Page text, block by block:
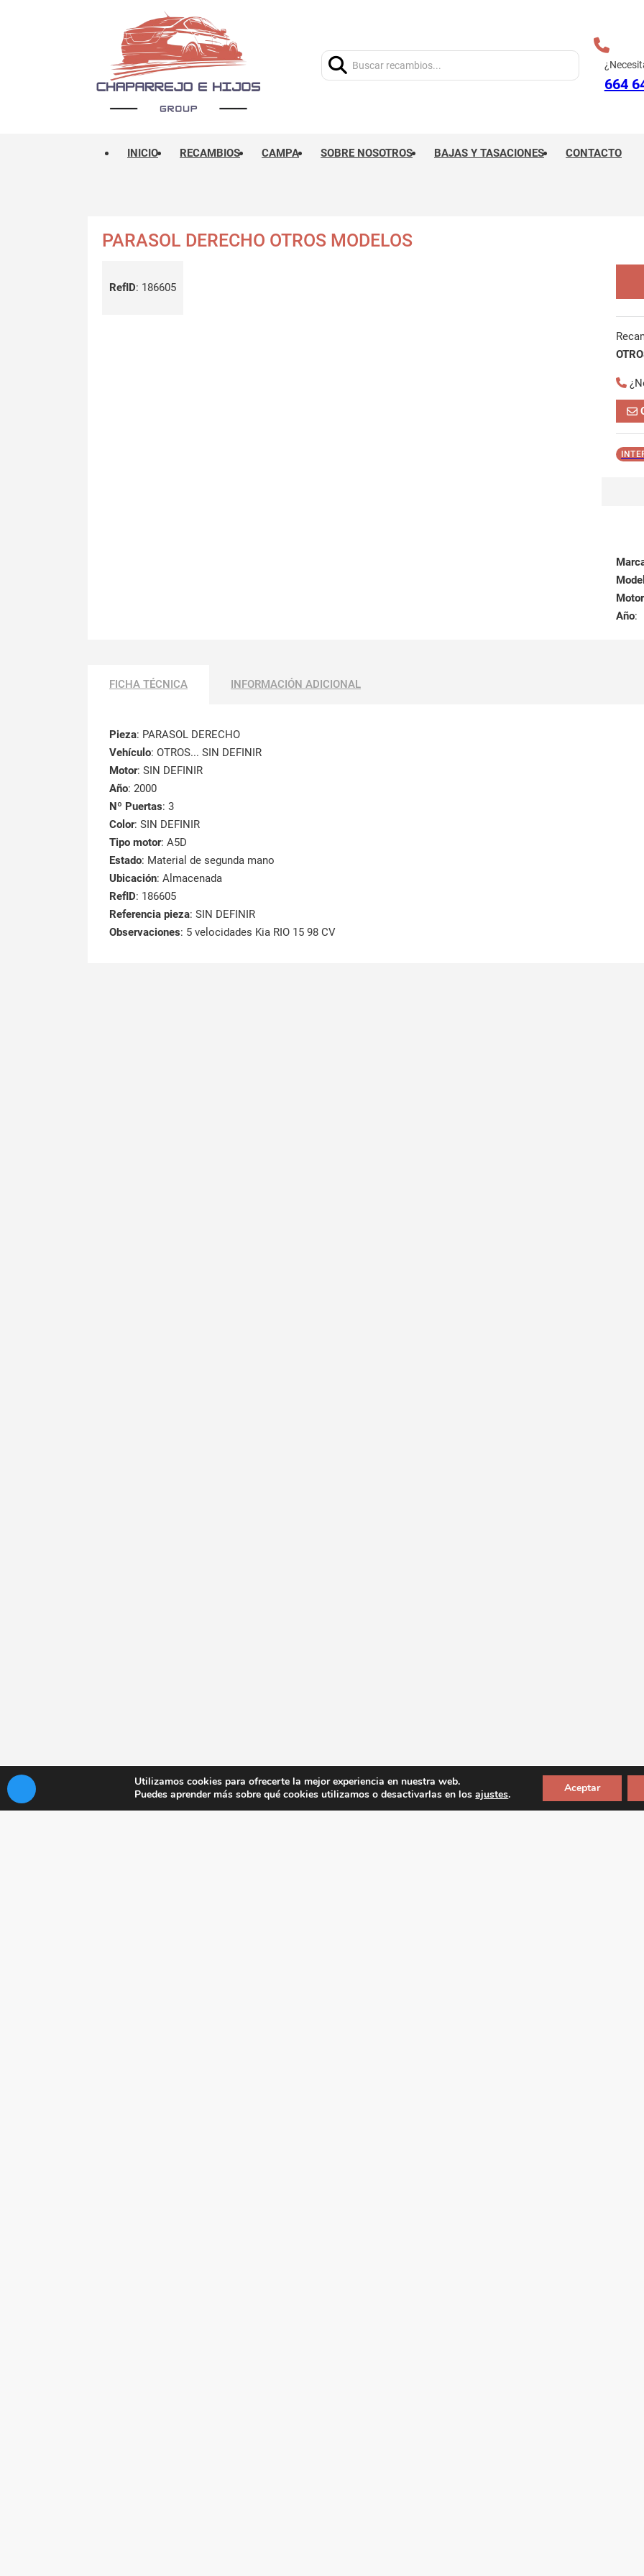
664
INICIO RECAMBIOS CAMPA SOBRE NOSOTROS BAJAS Y TASACIONES CONTACTO
PARASOL DERECHO OTROS MODELOS
RefID: 186605
Motor
Año:
FICHA TÉCNICA INFORMACIÓN ADICIONAL
Pieza: PARASOL DERECHO
Vehículo: OTROS... SIN DEFINIR
Motor: SIN DEFINIR
Año: 2000
Nº Puertas: 3
Color: SIN DEFINIR
Tipo motor: A5D
Estado: Material de segunda mano
Ubicación: Almacenada
RefID: 186605
Referencia pieza: SIN DEFINIR
Observaciones: 5 velocidades Kia RIO 15 98 CV
Utilizamos cookies para ofrecerte la mejor experiencia en nuestra web.
Puedes aprender más sobre qué cookies utilizamos o desactivarlas en losajustes. Aceptar